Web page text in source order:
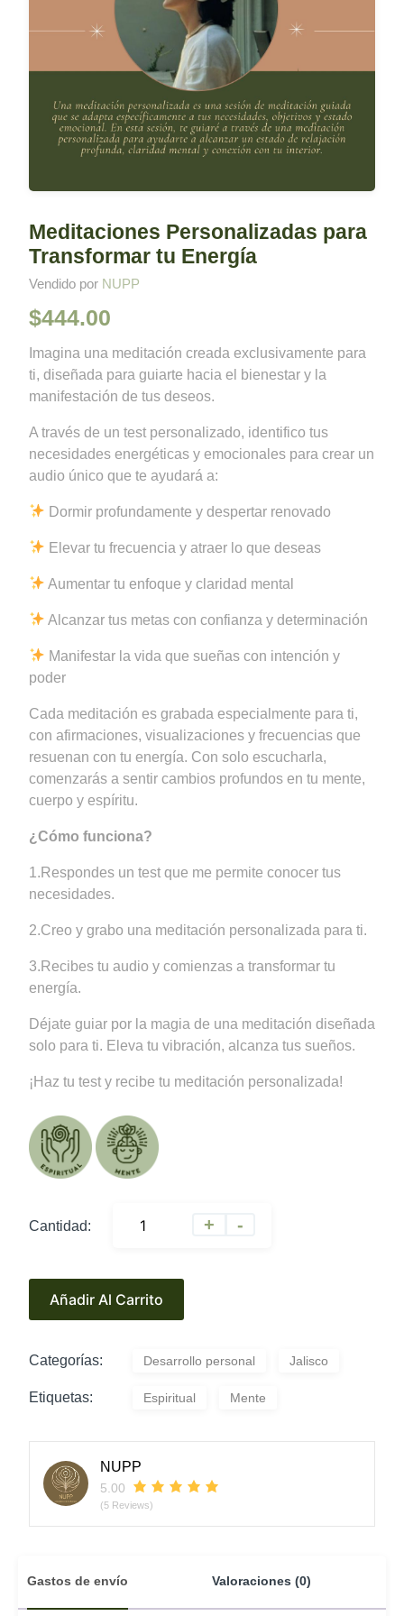
Meditaciones Personalizadas para
Transformar tu Energía
Vendido por NUPP
$444.00
Imagina una meditación creada exclusivamente para
ti, diseñada para guiarte hacia el bienestar y la
manifestación de tus deseos.
A través de un test personalizado, identifico tus
necesidades energéticas y emocionales para crear un
audio único que te ayudará a:
Dormir profundamente y despertar renovado
Elevar tu frecuencia y atraer lo que deseas
Aumentar tu enfoque y claridad mental
Alcanzar tus metas con confianza y determinación
Manifestar la vida que sueñas con intención y
poder
Cada meditación es grabada especialmente para ti,
con afirmaciones, visualizaciones y frecuencias que
resuenan con tu energía. Con solo escucharla,
comenzarás a sentir cambios profundos en tu mente,
cuerpo y espíritu.
¿Cómo funciona?
1.Respondes un test que me permite conocer tus
necesidades.
2.Creo y grabo una meditación personalizada para ti.
3.Recibes tu audio y comienzas a transformar tu
energía.
Déjate guiar por la magia de una meditación diseñada
solo para ti. Eleva tu vibración, alcanza tus sueños.
¡Haz tu test y recibe tu meditación personalizada!
Cantidad: + -
Añadir Al Carrito
Categorías: Desarrollo personal Jalisco
Etiquetas: Espiritual Mente
NUPP
5.00
(5 Reviews)
Gastos de envío Valoraciones (0)